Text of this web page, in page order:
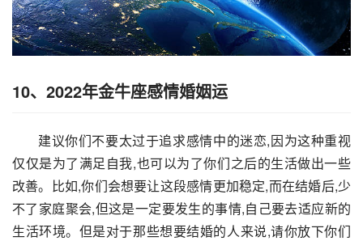
10、2022年金牛座感情婚姻运
建议你们不要太过于追求感情中的迷恋,因为这种重视
仅仅是为了满足自我,也可以为了你们之后的生活做出一些
改善。比如,你们会想要让这段感情更加稳定,而在结婚后,少
不了家庭聚会,但这是一定要发生的事情,自己要去适应新的
生活环境。但是对于那些想要结婚的人来说,请你放下你们